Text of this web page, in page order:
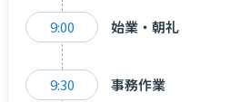
9:00 始業・朝礼
9:30 事務作業